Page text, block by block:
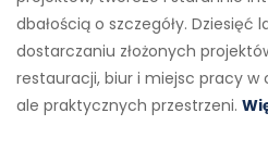
dbałością o szczegóły. Dziesięć
dostarczaniu złożonych
restauracji, biur i miejsc pracy
ale praktycznych przestrzeni.